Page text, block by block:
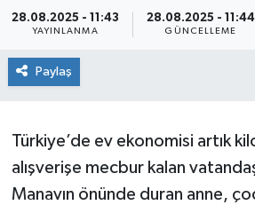
28.08.2025 - 11:43
YAYINLANMA
28.08.2025 - 11:44
GÜNCELLEME
Paylaş
Türkiye’de ev ekonomisi artık
alışverişe mecbur kalan
Manavın önünde duran anne,
KİĞI
MERKEZ
RESMİ İLANLAR
Haber Arşivi